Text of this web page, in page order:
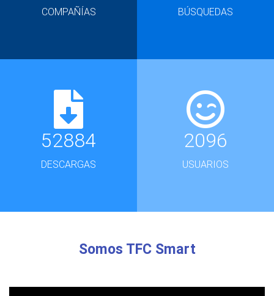
COMPAÑÍAS BÚSQUEDAS
52884
DESCARGAS
2096
USUARIOS
Somos TFC Smart